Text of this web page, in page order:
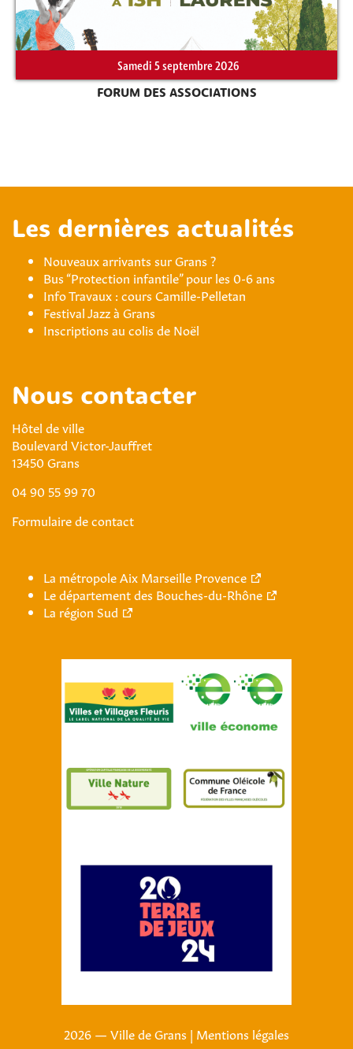
Samedi 5 septembre 2026
FORUM DES ASSOCIATIONS
Les dernières actualités
Nouveaux arrivants sur Grans ?
Bus “Protection infantile” pour les 0-6 ans
Info Travaux : cours Camille-Pelletan
Festival Jazz à Grans
Inscriptions au colis de Noël
Nous contacter
Hôtel de ville
Boulevard Victor-Jauffret
13450 Grans
04 90 55 99 70
Formulaire de contact
La métropole Aix Marseille Provence
Le département des Bouches-du-Rhône
La région Sud
2026 — Ville de Grans | Mentions légales